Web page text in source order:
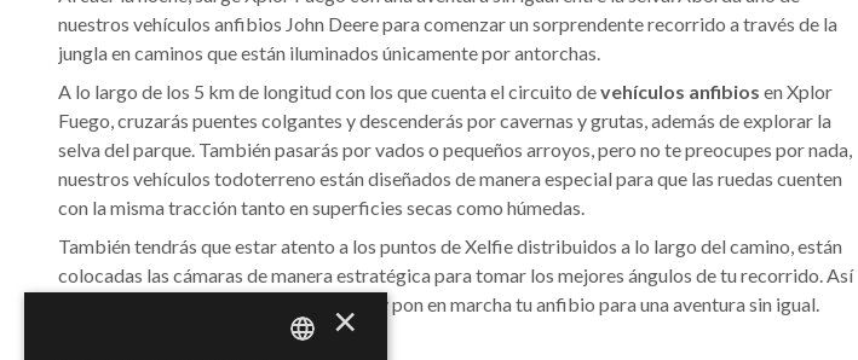
nuestros vehículos anfibios John Deere para comenzar un sorprendente recorrido a través de la
jungla en caminos que están iluminados únicamente por antorchas.
A lo largo de los 5 km de longitud con los que cuenta el circuito devehículos anfibios en Xplor
Fuego, cruzarás puentes colgantes y descenderás por cavernas y grutas, además de explorar la
selva del parque. También pasarás por vados o pequeños arroyos, pero no te preocupes por nada,
nuestros vehículos todoterreno están diseñados de manera especial para que las ruedas cuenten
con la misma tracción tanto en superficies secas como húmedas.
También tendrás que estar atento a los puntos de Xelfie distribuidos a lo largo del camino, están
colocadas las cámaras de manera estratégica para tomar los mejores ángulos de tu recorrido. Así
que ajústate el casco, ponte el cinturón y pon en marcha tu anfibio para una aventura sin igual.
×